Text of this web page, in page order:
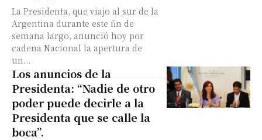
La Presidenta, que viajo al sur de la
Argentina durante este fin de
semana largo, anunció hoy por
cadena Nacional la apertura de
un...
Los anuncios de la
Presidenta: “Nadie de otro
poder puede decirle a la
Presidenta que se calle la
boca”.